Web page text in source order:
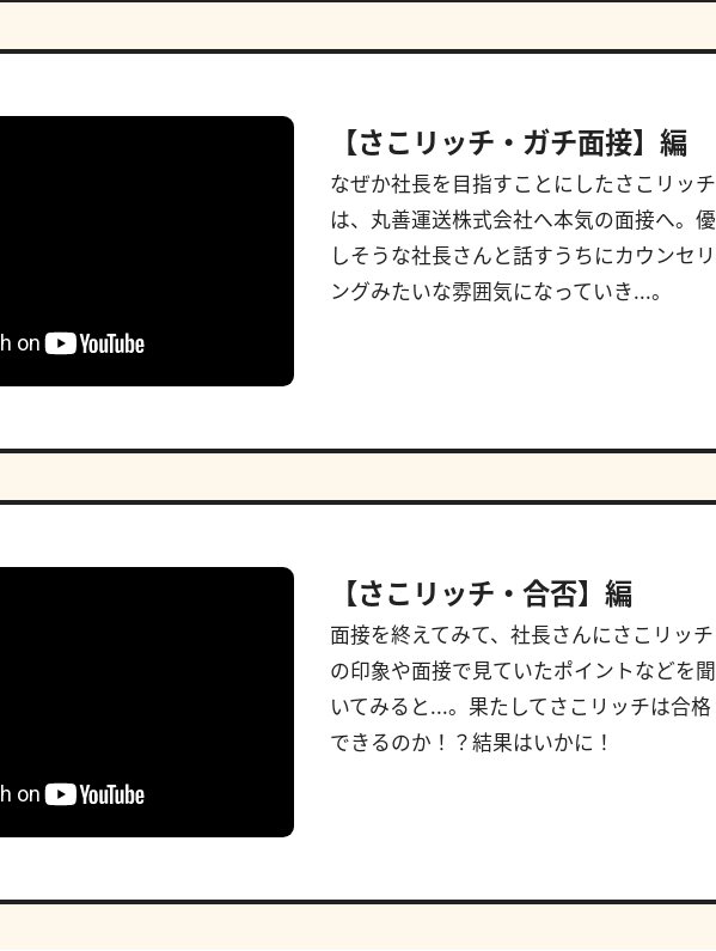
【さこリッチ・ガチ面接】編
なぜか社長を目指すことにしたさこリッチ
は、丸善運送株式会社へ本気の面接へ。優
しそうな社長さんと話すうちにカウンセリ
ングみたいな雰囲気になっていき...。
【さこリッチ・合否】編
面接を終えてみて、社長さんにさこリッチ
の印象や面接で見ていたポイントなどを聞
いてみると...。果たしてさこリッチは合格
できるのか！？結果はいかに！